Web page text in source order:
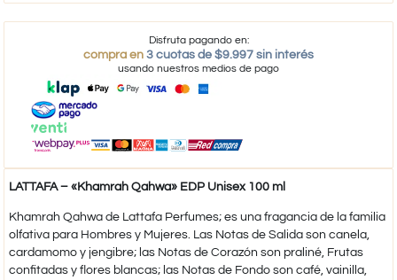
Disfruta pagando en:
compra en 3 cuotas de $9.997 sin interés
usando nuestros medios de pago
LATTAFA – «Khamrah Qahwa» EDP Unisex 100 ml
Khamrah Qahwa de Lattafa Perfumes; es una fragancia de la familia
olfativa para Hombres y Mujeres. Las Notas de Salida son canela,
cardamomo y jengibre; las Notas de Corazón son praliné, Frutas
confitadas y flores blancas; las Notas de Fondo son café, vainilla,